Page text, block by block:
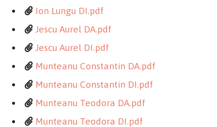
Ion Lungu DI.pdf
Jescu Aurel DA.pdf
Jescu Aurel DI.pdf
Munteanu Constantin DA.pdf
Munteanu Constantin DI.pdf
Munteanu Teodora DA.pdf
Munteanu Teodora DI.pdf